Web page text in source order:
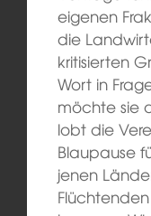
eigenen
die
kritisierten
Wort in
möchte sie
lobt die
Blaupause
jenen